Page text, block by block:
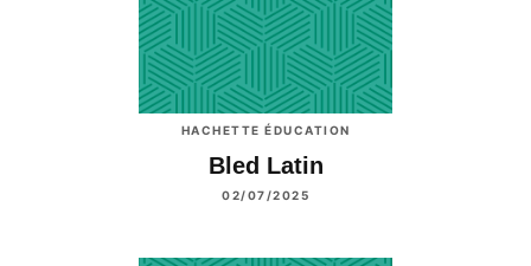
HACHETTE ÉDUCATION
Bled Latin
02/07/2025